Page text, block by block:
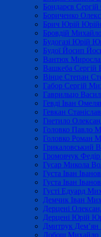
Бондарєв Сергій
Бориченко
Брич Юрій
Бровдій
Будогазі Юрій
Будої Йосип
Вантюх
Вашкеба Сергій
Вінце Степан
Габор Сергій
Гаврильцо
Гевді Іван
Гевкан
Гнетило
Головко Павло
Головко Роман
Грикаловський
Громовчук
Гусар Микола
Густа Іван
Густа Іван
Густі Едуард
Демчик Іван
Дерцені
Дерцені Юрій
Дмитрук Дем’ян
Добош Михайло